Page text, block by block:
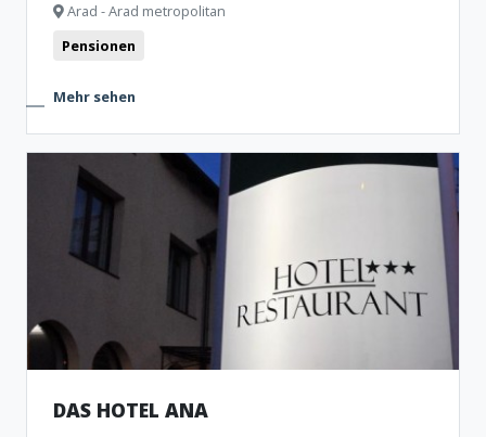
Arad - Arad metropolitan
Pensionen
Mehr sehen
DAS HOTEL ANA